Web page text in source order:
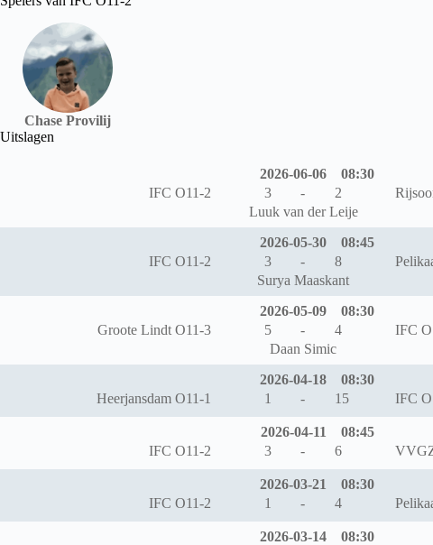
Chase Provilij
Uitslagen
2026-06-06
08:30
IFC O11-2
3 - 2
Luuk van der Leije
2026-05-30
08:45
IFC O11-2
3 - 8
Surya Maaskant
2026-05-09
08:30
Groote Lindt O11-3
5 - 4
IFC
Daan Simic
2026-04-18
08:30
Heerjansdam O11-1
1 - 15 IFC
2026-04-11
08:45
IFC O11-2
3 - 6
2026-03-21
08:30
IFC O11-2
1 - 4
2026-03-14
08:30